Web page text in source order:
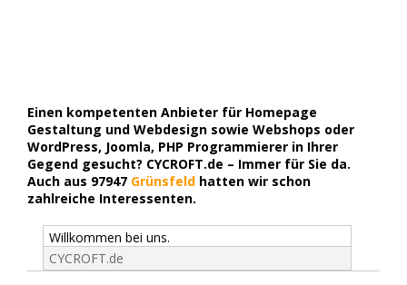
Einen kompetenten Anbieter für Homepage
Gestaltung und Webdesign sowie Webshops oder
WordPress, Joomla, PHP Programmierer in Ihrer
Gegend gesucht? CYCROFT.de – Immer für Sie da.
Auch aus 97947 Grünsfeld hatten wir schon
zahlreiche Interessenten.
Willkommen bei uns.
CYCROFT.de